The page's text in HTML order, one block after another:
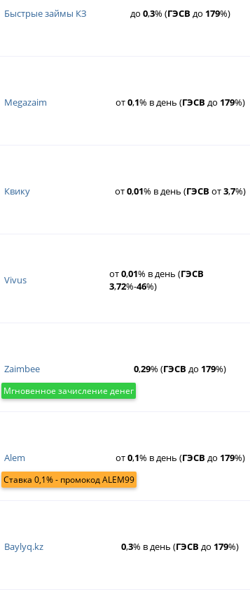
Быстрые займы КЗ до 0,3% (ГЭСВ до 179%)
Megazaim от0,1% в день (ГЭСВ до 179%)
Квику от0,01% в день (ГЭСВ от3,7%)
Vivus от0,01% в день (ГЭСВ
3,72%-46%)
Zaimbee
Мгновенное зачисление денег
0,29% (ГЭСВ до 179%)
Alem
Ставка 0,1% - промокод ALEM99
от0,1% в день (ГЭСВ до 179%)
Baylyq.kz 0,3% в день (ГЭСВ до 179%)